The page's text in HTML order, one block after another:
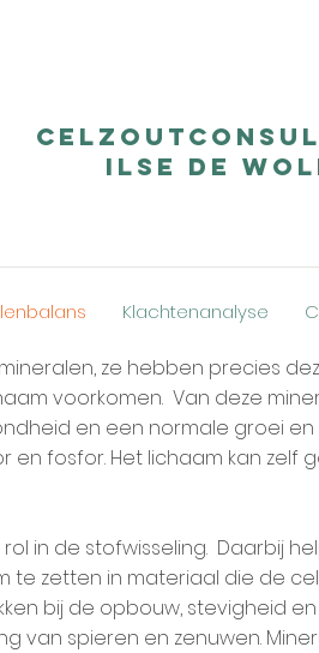
Ilse De
Klachtenanalyse
ze hebben precies
voorkomen. Van deze
en een normale groei en
en fosfor. Het lichaam kan
in de stofwisseling. Daarbij
te zetten in materiaal die de
bij de opbouw, stevigheid
van spieren en zenuwen.